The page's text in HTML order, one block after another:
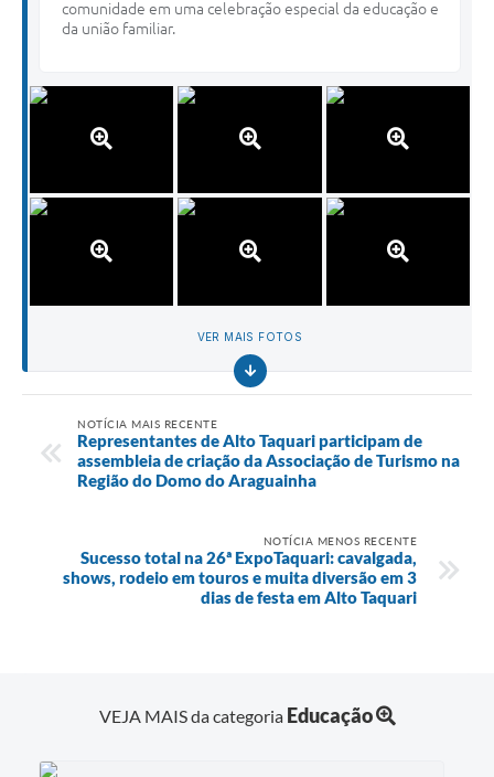
comunidade em uma celebração especial da educação e
da união familiar.
VER MAIS FOTOS
NOTÍCIA MAIS RECENTE
Representantes de Alto Taquari participam de
assembleia de criação da Associação de Turismo na
Região do Domo do Araguainha
NOTÍCIA MENOS RECENTE
Sucesso total na 26ª ExpoTaquari: cavalgada,
shows, rodeio em touros e muita diversão em 3
dias de festa em Alto Taquari
VEJA MAIS da categoria Educação